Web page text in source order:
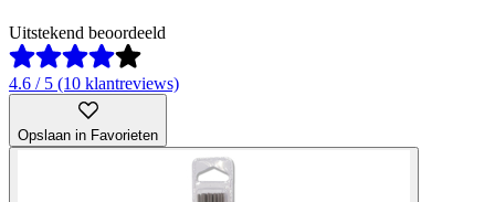
Uitstekend beoordeeld
4.6 / 5 (10 klantreviews)
Opslaan in Favorieten